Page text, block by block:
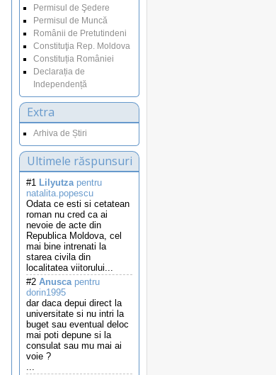
Permisul de Şedere
Permisul de Muncă
Românii de Pretutindeni
Constituţia Rep. Moldova
Constituția României
Declarația de
Independență
Extra
Arhiva de Știri
Ultimele răspunsuri
#1 Lilyutzapentru
natalita.popescu
Odata ce esti si cetatean
roman nu cred ca ai
nevoie de acte din
Republica Moldova, cel
mai bine intrenati la
starea civila din
localitatea viitorului...
#2 Anuscapentru
dorin1995
dar daca depui direct la
universitate si nu intri la
buget sau eventual deloc
mai poti depune si la
consulat sau mu mai ai
voie ?
...